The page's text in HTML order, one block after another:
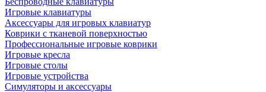
Игровые клавиатуры
Аксессуары для игровых клавиатур
Коврики с тканевой поверхностью
Профессиональные игровые коврики
Игровые кресла
Игровые столы
Игровые устройства
Симуляторы и аксессуары